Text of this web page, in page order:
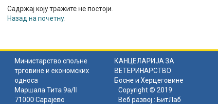
Садржај коју тражите не постоји.
Назад на почетну
Министарство спољне
трговине и економских
односа
КАНЦЕЛАРИЈА ЗА
ВЕТЕРИНАРСТВО
Босне и Херцеговине
Маршала Тита 9а/II
71000 Сарајево
Copyright © 2019
Веб развој : БитЛаб